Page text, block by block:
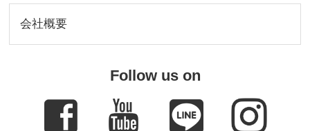
会社概要
Follow us on